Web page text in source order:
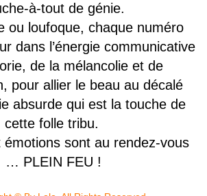
à-tout de génie.
ou loufoque, chaque numéro
dans l’énergie communicative
de la mélancolie et de
pour allier le beau au décalé
absurde qui est la touche de
cette folle tribu.
émotions sont au rendez-vous
… PLEIN FEU !